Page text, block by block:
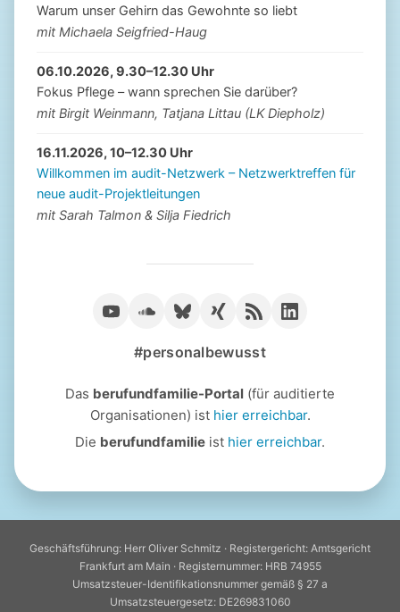
Warum unser Gehirn das Gewohnte so liebt
mit Michaela Seigfried-Haug
06.10.2026, 9.30–12.30 Uhr
Fokus Pflege – wann sprechen Sie darüber?
mit Birgit Weinmann, Tatjana Littau (LK Diepholz)
16.11.2026, 10–12.30 Uhr
Willkommen im audit-Netzwerk – Netzwerktreffen für
neue audit-Projektleitungen
mit Sarah Talmon & Silja Fiedrich
#personalbewusst
Das berufundfamilie-Portal (für auditierte
Organisationen) ist hier erreichbar.
Die berufundfamilie ist hier erreichbar.
Geschäftsführung: Herr Oliver Schmitz · Registergericht: Amtsgericht
Frankfurt am Main · Registernummer: HRB 74955
Umsatzsteuer-Identifikationsnummer gemäß § 27 a
Umsatzsteuergesetz: DE269831060